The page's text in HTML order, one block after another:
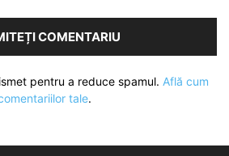
pentru a reduce spamul. Află cum
tale.